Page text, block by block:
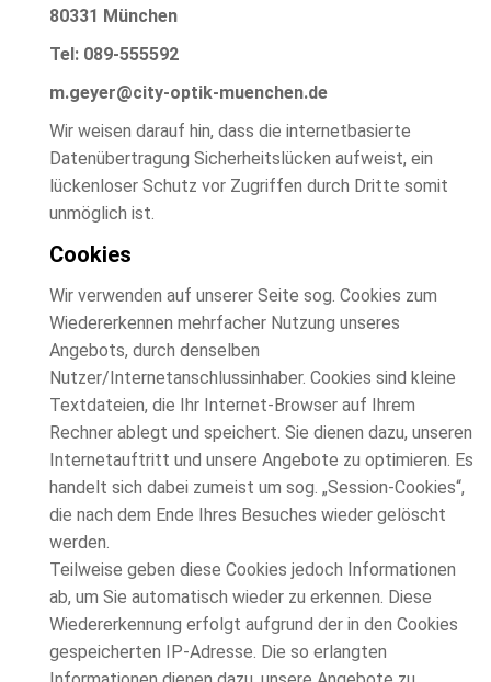
80331 München
Tel: 089-555592
m.geyer@city-optik-muenchen.de
Wir weisen darauf hin, dass die internetbasierte
Datenübertragung Sicherheitslücken aufweist, ein
lückenloser Schutz vor Zugriffen durch Dritte somit
unmöglich ist.
Cookies
Wir verwenden auf unserer Seite sog. Cookies zum
Wiedererkennen mehrfacher Nutzung unseres
Angebots, durch denselben
Nutzer/Internetanschlussinhaber. Cookies sind kleine
Textdateien, die Ihr Internet-Browser auf Ihrem
Rechner ablegt und speichert. Sie dienen dazu, unseren
Internetauftritt und unsere Angebote zu optimieren. Es
handelt sich dabei zumeist um sog. „Session-Cookies“,
die nach dem Ende Ihres Besuches wieder gelöscht
werden.
Teilweise geben diese Cookies jedoch Informationen
ab, um Sie automatisch wieder zu erkennen. Diese
Wiedererkennung erfolgt aufgrund der in den Cookies
gespeicherten IP-Adresse. Die so erlangten